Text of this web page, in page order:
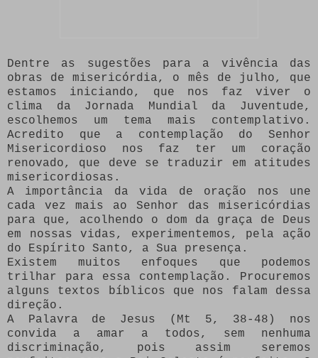
Dentre as sugestões para a vivência das
obras de misericórdia, o mês de julho, que
estamos iniciando, que nos faz viver o
clima da Jornada Mundial da Juventude,
escolhemos um tema mais contemplativo.
Acredito que a contemplação do Senhor
Misericordioso nos faz ter um coração
renovado, que deve se traduzir em atitudes
misericordiosas.
A importância da vida de oração nos une
cada vez mais ao Senhor das misericórdias
para que, acolhendo o dom da graça de Deus
em nossas vidas, experimentemos, pela ação
do Espírito Santo, a Sua presença.
Existem muitos enfoques que podemos
trilhar para essa contemplação. Procuremos
alguns textos bíblicos que nos falam dessa
direção.
A Palavra de Jesus (Mt 5, 38-48) nos
convida a amar a todos, sem nenhuma
discriminação, pois assim seremos